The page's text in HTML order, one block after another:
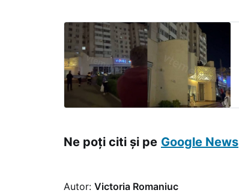
Ne poți citi și pe Google News
Autor: Victoria Romaniuc